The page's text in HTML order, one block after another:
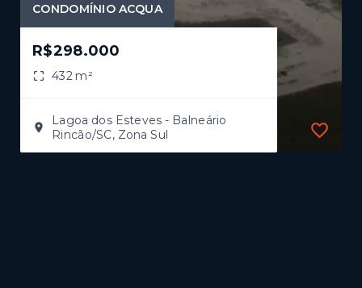
CONDOMÍNIO ACQUA
R$298.000
432 m²
Lagoa dos Esteves - Balneário
Rincão/SC, Zona Sul